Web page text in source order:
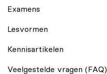
Examens
Lesvormen
Kennisartikelen
Veelgestelde vragen (FAQ)